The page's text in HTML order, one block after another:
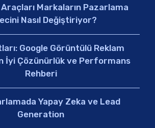
Markaların Pazarlama
Nasıl Değiştiriyor?
Google Görüntülü Reklam
İyi Çözünürlük ve Performans
Rehberi
Yapay Zeka ve Lead
Generation